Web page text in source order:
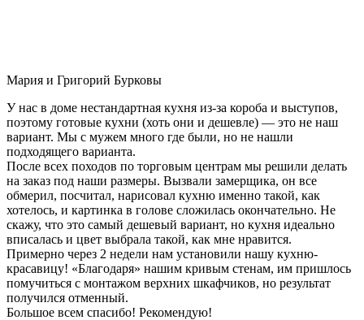
Мария и Григорий Бурковы
У нас в доме нестандартная кухня из-за короба и выступов,
поэтому готовые кухни (хоть они и дешевле) — это не наш
вариант. Мы с мужем много где были, но не нашли
подходящего варианта.
После всех походов по торговым центрам мы решили делать
на заказ под наши размеры. Вызвали замерщика, он все
обмерил, посчитал, нарисовал кухню именно такой, как
хотелось, и картинка в голове сложилась окончательно. Не
скажу, что это самый дешевый вариант, но кухня идеально
вписалась и цвет выбрала такой, как мне нравится.
Примерно через 2 недели нам установили нашу кухню-
красавицу! «Благодаря» нашим кривым стенам, им пришлось
помучиться с монтажом верхних шкафчиков, но результат
получился отменный.
Большое всем спасибо! Рекомендую!